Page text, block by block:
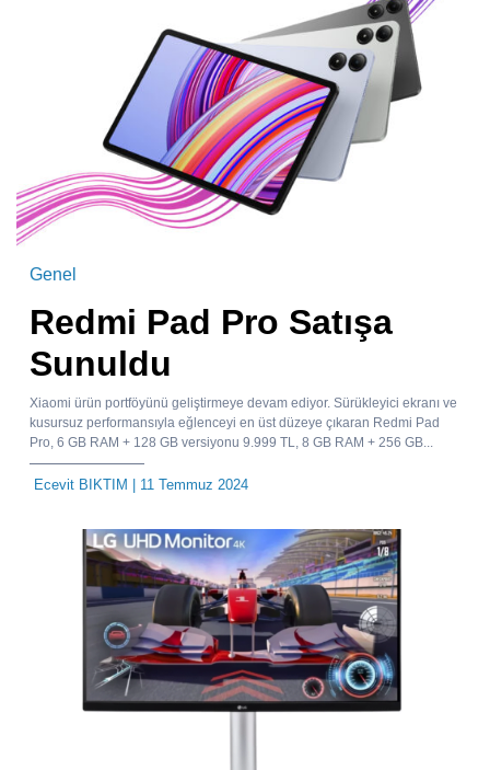
Genel
Redmi Pad Pro Satışa
Sunuldu
Xiaomi ürün portföyünü geliştirmeye devam ediyor. Sürükleyici ekranı ve
kusursuz performansıyla eğlenceyi en üst düzeye çıkaran Redmi Pad
Pro, 6 GB RAM + 128 GB versiyonu 9.999 TL, 8 GB RAM + 256 GB...
Ecevit BIKTIM | 11 Temmuz 2024